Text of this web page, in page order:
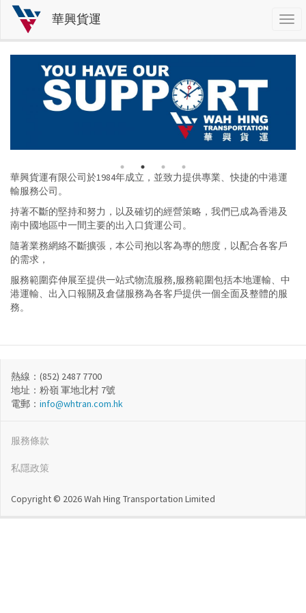
華興貨運
華興貨運有限公司於1984年成立，並致力提供專業、快捷的中港運
輸服務公司。
持著不斷的堅持和努力，以及確切的經營策略，我們已成為香港及
南中國地區中一間主要的出入口貨運公司。
隨著業務網絡不斷擴張，本公司抱以客為專的態度，以配合各客戶
的需求，
服務範圍弈伸展至提供一站式物流服務,服務範圍包括本地運輸、中
港運輸、出入口報關及倉儲服務為各客戶提供一個全面及整體的服
務。
熱線：(852) 2487 7700
地址：粉嶺 軍地北村 7號
電郵： info@whtran.com.hk
服務條款
私隱政策
Copyright © 2026 Wah Hing Transportation Limited